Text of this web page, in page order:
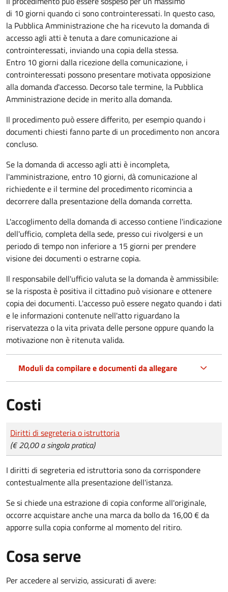
di 10 giorni quando ci sono controinteressati. In questo caso,
la Pubblica Amministrazione che ha ricevuto la domanda di
accesso agli atti è tenuta a dare comunicazione ai
controinteressati, inviando una copia della stessa.
Entro 10 giorni dalla ricezione della comunicazione, i
controinteressati possono presentare motivata opposizione
alla domanda d'accesso. Decorso tale termine, la Pubblica
Amministrazione decide in merito alla domanda.
Il procedimento può essere differito, per esempio quando i
documenti chiesti fanno parte di un procedimento non ancora
concluso.
Se la domanda di accesso agli atti è incompleta,
l'amministrazione, entro 10 giorni, dà comunicazione al
richiedente e il termine del procedimento ricomincia a
decorrere dalla presentazione della domanda corretta.
L'accoglimento della domanda di accesso contiene l'indicazione
dell'ufficio, completa della sede, presso cui rivolgersi e un
periodo di tempo non inferiore a 15 giorni per prendere
visione dei documenti o estrarne copia.
Il responsabile dell'ufficio valuta se la domanda è ammissibile:
se la risposta è positiva il cittadino può visionare e ottenere
copia dei documenti. L'accesso può essere negato quando i dati
e le informazioni contenute nell'atto riguardano la
riservatezza o la vita privata delle persone oppure quando la
motivazione non è ritenuta valida.
Moduli da compilare e documenti da allegare
Costi
Tipo di pagamento
Importo
Diritti di segreteria o istruttoria
(€ 20,00 a singola pratica)
I diritti di segreteria ed istruttoria sono da corrispondere
contestualmente alla presentazione dell'istanza.
Se si chiede una estrazione di copia conforme all'originale,
occorre acquistare anche una marca da bollo da 16,00 € da
apporre sulla copia conforme al momento del ritiro.
Cosa serve
Per accedere al servizio, assicurati di avere: